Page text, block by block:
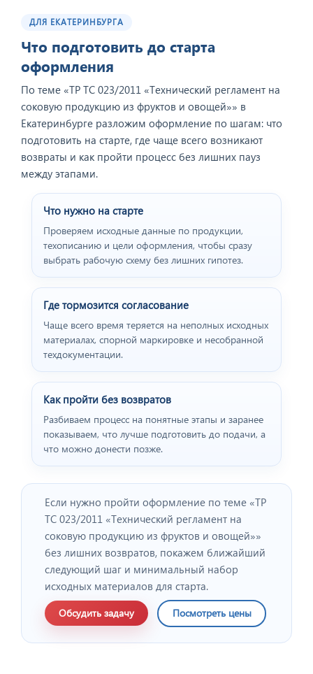
Отзыв от представителя
Отзыв от представителя
пивного ресторана
"BEERHOUSE".
Отзыв от представителя
"ПРОФПЛАСТМЕТАЛЛ".
ДЛЯ ЕКАТЕРИНБУРГА
Что подготовить до старта
оформления
По теме «ТР ТС 023/2011 «Технический регламент на
соковую продукцию из фруктов и овощей»» в
Екатеринбурге разложим оформление по шагам: что
подготовить на старте, где чаще всего возникают
возвраты и как пройти процесс без лишних пауз
между этапами.
Что нужно на старте
Проверяем исходные данные по продукции,
техописанию и цели оформления, чтобы сразу
выбрать рабочую схему без лишних гипотез.
Где тормозится согласование
Чаще всего время теряется на неполных исходных
материалах, спорной маркировке и несобранной
техдокументации.
Как пройти без возвратов
Разбиваем процесс на понятные этапы и заранее
показываем, что лучше подготовить до подачи, а
что можно донести позже.
Если нужно пройти оформление по теме «ТР
ТС 023/2011 «Технический регламент на
соковую продукцию из фруктов и овощей»»
без лишних возвратов, покажем ближайший
следующий шаг и минимальный набор
исходных материалов для старта.
Обсудить задачу Посмотреть цены